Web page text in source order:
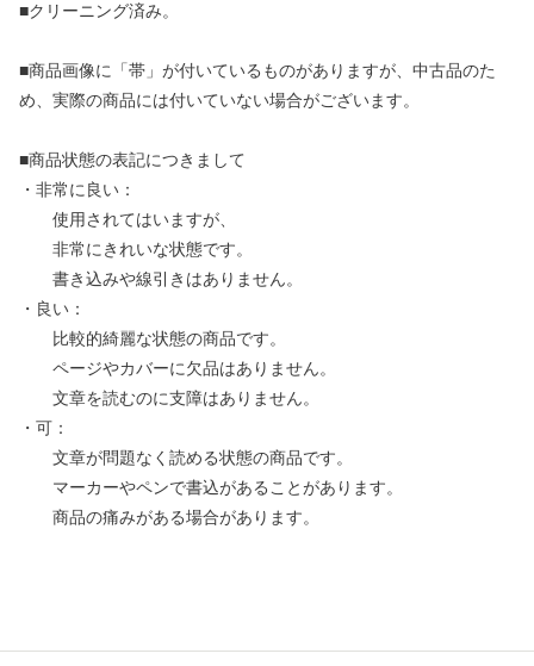
■クリーニング済み。
■商品画像に「帯」が付いているものがありますが、中古品のた
め、実際の商品には付いていない場合がございます。
■商品状態の表記につきまして
・非常に良い：
使用されてはいますが、
非常にきれいな状態です。
書き込みや線引きはありません。
・良い：
比較的綺麗な状態の商品です。
ページやカバーに欠品はありません。
文章を読むのに支障はありません。
・可：
文章が問題なく読める状態の商品です。
マーカーやペンで書込があることがあります。
商品の痛みがある場合があります。